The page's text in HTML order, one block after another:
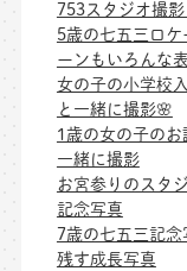
753スタジオ撮
5歳の七五三ロ
ーンもいろんな
女の子の小学校
と一緒に撮影🌸
1歳の女の子の
一緒に撮影
お宮参りのスタ
記念写真
7歳の七五三記
残す成長写真